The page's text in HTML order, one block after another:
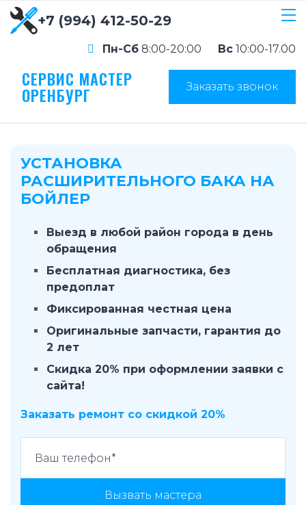
+7 (994) 412-50-29
Пн-Сб 8:00-20:00 Вс 10:00-17.00
СЕРВИС МАСТЕР
ОРЕНБУРГ Заказать звонок
УСТАНОВКА
РАСШИРИТЕЛЬНОГО БАКА НА
БОЙЛЕР
Выезд в любой район города в день
обращения
Бесплатная диагностика, без
предоплат
Фиксированная честная цена
Оригинальные запчасти, гарантия до
2 лет
Скидка 20% при оформлении заявки с
сайта!
Заказать ремонт со скидкой 20%
Вызвать мастера